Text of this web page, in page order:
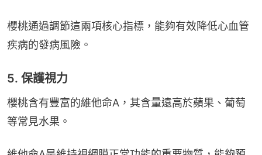
櫻桃通過調節這兩項核心指標，能夠有效降低心血管
疾病的發病風險。
5. 保護視力
櫻桃含有豐富的維他命A，其含量遠高於蘋果、葡萄
等常見水果。